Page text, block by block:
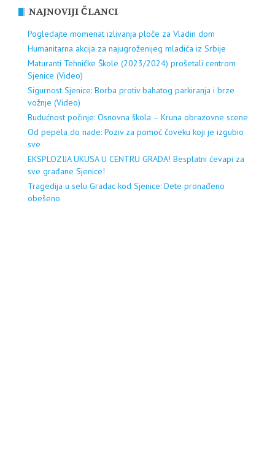
NAJNOVIJI ČLANCI
Pogledajte momenat izlivanja ploče za Vladin dom
Humanitarna akcija za najugroženijeg mladića iz Srbije
Maturanti Tehničke Škole (2023/2024) prošetali centrom
Sjenice (Video)
Sigurnost Sjenice: Borba protiv bahatog parkiranja i brze
vožnje (Video)
Budućnost počinje: Osnovna škola – Kruna obrazovne scene
Od pepela do nade: Poziv za pomoć čoveku koji je izgubio
sve
EKSPLOZIJA UKUSA U CENTRU GRADA! Besplatni ćevapi za
sve građane Sjenice!
Tragedija u selu Gradac kod Sjenice: Dete pronađeno
obešeno